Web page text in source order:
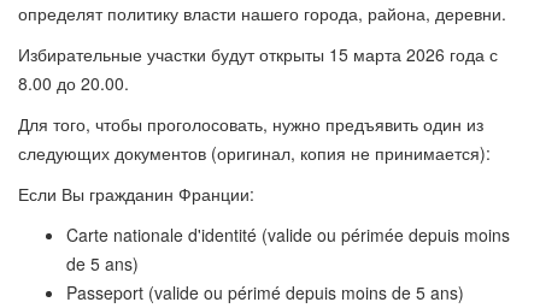
определят политику власти нашего города, района, деревни.
Избирательные участки будут открыты 15 марта 2026 года с
8.00 до 20.00.
Для того, чтобы проголосовать, нужно предъявить один из
следующих документов (оригинал, копия не принимается):
Если Вы гражданин Франции:
Carte nationale d'identité (valide ou périmée depuis moins
de 5 ans)
Passeport (valide ou périmé depuis moins de 5 ans)